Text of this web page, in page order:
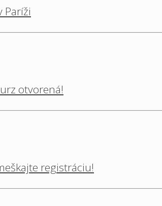
Paríži
otvorená!
registráciu!